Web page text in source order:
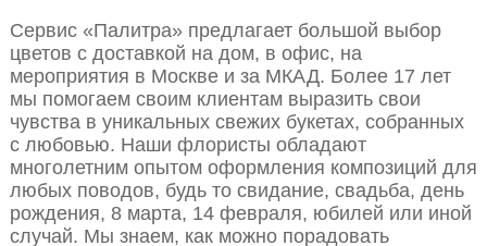
Сервис «Палитра» предлагает большой выбор
цветов с доставкой на дом, в офис, на
мероприятия в Москве и за МКАД. Более 17 лет
мы помогаем своим клиентам выразить свои
чувства в уникальных свежих букетах, собранных
с любовью. Наши флористы обладают
многолетним опытом оформления композиций для
любых поводов, будь то свидание, свадьба, день
рождения, 8 марта, 14 февраля, юбилей или иной
случай. Мы знаем, как можно порадовать